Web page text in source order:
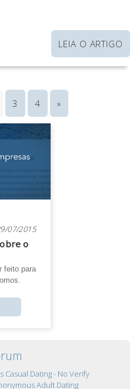
LEIA O ARTIGO
3 4 »
07/2015
o
feito para
Casual Dating - No Verify
Adult Dating